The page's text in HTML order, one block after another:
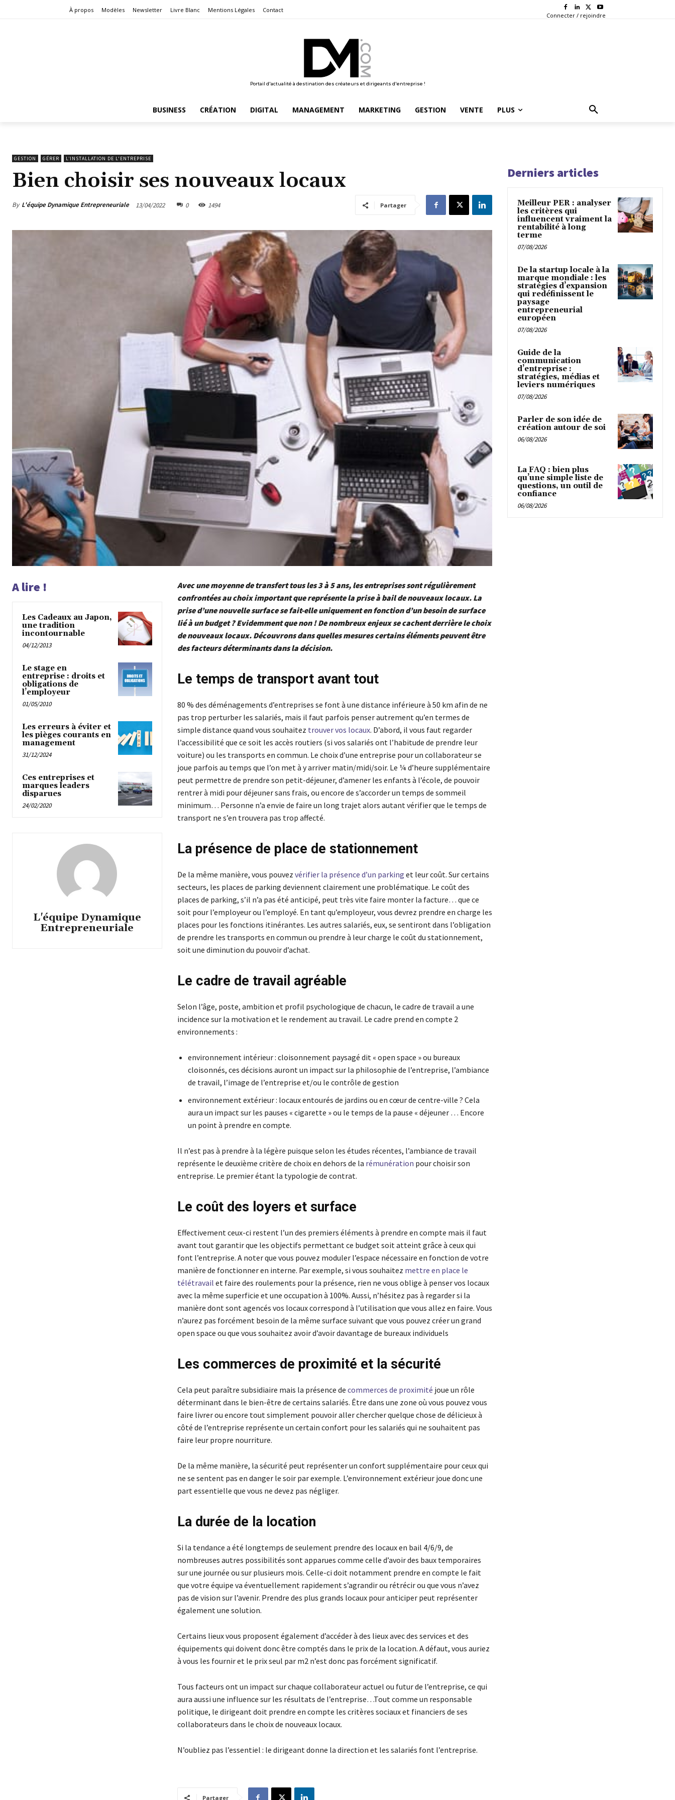
À propos Modèles Newsletter Livre Blanc Mentions Légales Contact
Connecter / rejoindre
Portail d'actualité à destination des créateurs et dirigeants d'entreprise !
BUSINESS CRÉATION DIGITAL MANAGEMENT MARKETING GESTION VENTE PLUS
GESTION GÉRER L’INSTALLATION DE L'ENTREPRISE
Bien choisir ses nouveaux locaux
By L'équipe Dynamique Entrepreneuriale 13/04/2022 0 1494 Partager
A lire !
Les Cadeaux au Japon,
une tradition
incontournable
04/12/2013
Le stage en
entreprise : droits et
obligations de
l’employeur
01/05/2010
Les erreurs à éviter et
les pièges courants en
management
31/12/2024
Ces entreprises et
marques leaders
disparues
24/02/2020
L'équipe Dynamique
Entrepreneuriale
Avec une moyenne de transfert tous les 3 à 5 ans, les entreprises sont régulièrement
confrontées au choix important que représente la prise à bail de nouveaux locaux. La
prise d’une nouvelle surface se fait-elle uniquement en fonction d’un besoin de surface
lié à un budget ? Evidemment que non ! De nombreux enjeux se cachent derrière le choix
de nouveaux locaux. Découvrons dans quelles mesures certains éléments peuvent être
des facteurs déterminants dans la décision.
Le temps de transport avant tout
80 % des déménagements d’entreprises se font à une distance inférieure à 50 km afin de ne
pas trop perturber les salariés, mais il faut parfois penser autrement qu’en termes de
simple distance quand vous souhaitez trouver vos locaux. D’abord, il vous faut regarder
l’accessibilité que ce soit les accès routiers (si vos salariés ont l’habitude de prendre leur
voiture) ou les transports en commun. Le choix d’une entreprise pour un collaborateur se
joue parfois au temps que l’on met à y arriver matin/midi/soir. Le ¼ d’heure supplémentaire
peut permettre de prendre son petit-déjeuner, d’amener les enfants à l’école, de pouvoir
rentrer à midi pour déjeuner sans frais, ou encore de s’accorder un temps de sommeil
minimum… Personne n’a envie de faire un long trajet alors autant vérifier que le temps de
transport ne s’en trouvera pas trop affecté.
La présence de place de stationnement
De la même manière, vous pouvez vérifier la présence d’un parking et leur coût. Sur certains
secteurs, les places de parking deviennent clairement une problématique. Le coût des
places de parking, s’il n’a pas été anticipé, peut très vite faire monter la facture… que ce
soit pour l’employeur ou l’employé. En tant qu’employeur, vous devrez prendre en charge les
places pour les fonctions itinérantes. Les autres salariés, eux, se sentiront dans l’obligation
de prendre les transports en commun ou prendre à leur charge le coût du stationnement,
soit une diminution du pouvoir d’achat.
Le cadre de travail agréable
Selon l’âge, poste, ambition et profil psychologique de chacun, le cadre de travail a une
incidence sur la motivation et le rendement au travail. Le cadre prend en compte 2
environnements :
environnement intérieur : cloisonnement paysagé dit « open space » ou bureaux
cloisonnés, ces décisions auront un impact sur la philosophie de l’entreprise, l’ambiance
de travail, l’image de l’entreprise et/ou le contrôle de gestion
environnement extérieur : locaux entourés de jardins ou en cœur de centre-ville ? Cela
aura un impact sur les pauses « cigarette » ou le temps de la pause « déjeuner … Encore
un point à prendre en compte.
Il n’est pas à prendre à la légère puisque selon les études récentes, l’ambiance de travail
représente le deuxième critère de choix en dehors de la rémunération pour choisir son
entreprise. Le premier étant la typologie de contrat.
Le coût des loyers et surface
Effectivement ceux-ci restent l’un des premiers éléments à prendre en compte mais il faut
avant tout garantir que les objectifs permettant ce budget soit atteint grâce à ceux qui
font l’entreprise. A noter que vous pouvez moduler l’espace nécessaire en fonction de votre
manière de fonctionner en interne. Par exemple, si vous souhaitez mettre en place le
télétravail et faire des roulements pour la présence, rien ne vous oblige à penser vos locaux
avec la même superficie et une occupation à 100%. Aussi, n’hésitez pas à regarder si la
manière dont sont agencés vos locaux correspond à l’utilisation que vous allez en faire. Vous
n’aurez pas forcément besoin de la même surface suivant que vous pouvez créer un grand
open space ou que vous souhaitez avoir d’avoir davantage de bureaux individuels
Les commerces de proximité et la sécurité
Cela peut paraître subsidiaire mais la présence de commerces de proximité joue un rôle
déterminant dans le bien-être de certains salariés. Être dans une zone où vous pouvez vous
faire livrer ou encore tout simplement pouvoir aller chercher quelque chose de délicieux à
côté de l’entreprise représente un certain confort pour les salariés qui ne souhaitent pas
faire leur propre nourriture.
De la même manière, la sécurité peut représenter un confort supplémentaire pour ceux qui
ne se sentent pas en danger le soir par exemple. L’environnement extérieur joue donc une
part essentielle que vous ne devez pas négliger.
La durée de la location
Si la tendance a été longtemps de seulement prendre des locaux en bail 4/6/9, de
nombreuses autres possibilités sont apparues comme celle d’avoir des baux temporaires
sur une journée ou sur plusieurs mois. Celle-ci doit notamment prendre en compte le fait
que votre équipe va éventuellement rapidement s’agrandir ou rétrécir ou que vous n’avez
pas de vision sur l’avenir. Prendre des plus grands locaux pour anticiper peut représenter
également une solution.
Certains lieux vous proposent également d’accéder à des lieux avec des services et des
équipements qui doivent donc être comptés dans le prix de la location. A défaut, vous auriez
à vous les fournir et le prix seul par m2 n’est donc pas forcément significatif.
Tous facteurs ont un impact sur chaque collaborateur actuel ou futur de l’entreprise, ce qui
aura aussi une influence sur les résultats de l’entreprise…Tout comme un responsable
politique, le dirigeant doit prendre en compte les critères sociaux et financiers de ses
collaborateurs dans le choix de nouveaux locaux.
N’oubliez pas l’essentiel : le dirigeant donne la direction et les salariés font l’entreprise.
Partager
Derniers articles
Meilleur PER : analyser
les critères qui
influencent vraiment la
rentabilité à long
terme
07/08/2026
De la startup locale à la
marque mondiale : les
stratégies d’expansion
qui redéfinissent le
paysage
entrepreneurial
européen
07/08/2026
Guide de la
communication
d’entreprise :
stratégies, médias et
leviers numériques
07/08/2026
Parler de son idée de
création autour de soi
06/08/2026
La FAQ : bien plus
qu’une simple liste de
questions, un outil de
confiance
06/08/2026